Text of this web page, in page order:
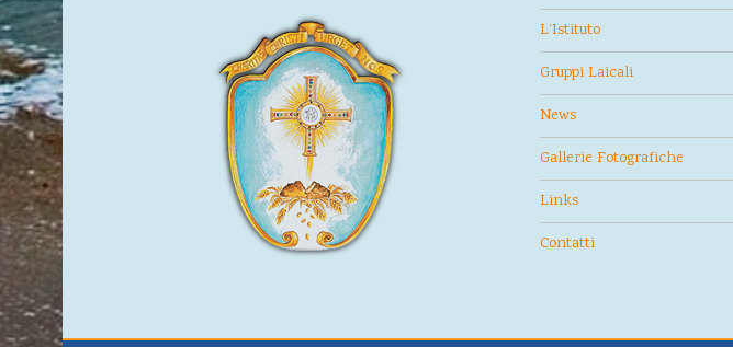
L’Istituto
Gruppi Laicali
News
Gallerie Fotografiche
Links
Contatti